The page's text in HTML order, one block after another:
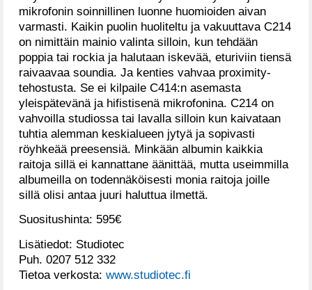
mikrofonin soinnillinen luonne huomioiden aivan
varmasti. Kaikin puolin huoliteltu ja vakuuttava C214
on nimittäin mainio valinta silloin, kun tehdään
poppia tai rockia ja halutaan iskevää, eturiviin tiensä
raivaavaa soundia. Ja kenties vahvaa proximity-
tehostusta. Se ei kilpaile C414:n asemasta
yleispätevänä ja hifistisenä mikrofonina. C214 on
vahvoilla studiossa tai lavalla silloin kun kaivataan
tuhtia alemman keskialueen jytyä ja sopivasti
röyhkeää preesensiä. Minkään albumin kaikkia
raitoja sillä ei kannattane äänittää, mutta useimmilla
albumeilla on todennäköisesti monia raitoja joille
sillä olisi antaa juuri haluttua ilmettä.
Suositushinta: 595€
Lisätiedot: Studiotec
Puh. 0207 512 332
Tietoa verkosta: www.studiotec.fi